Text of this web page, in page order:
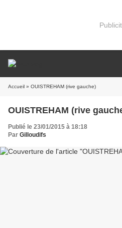
Accueil » OUISTREHAM (rive gauche)
OUISTREHAM (rive
Publié le 23/01/2015 à 18:18
Par Gilloudifs